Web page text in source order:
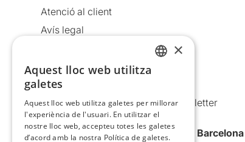
Atenció al client
Avís legal
Política de cookies
Condicions d’ús
Comunicacions comercials i Newsletter
Anuncia’t
Vull rebre la newsletter de Teatre
×
Aquest lloc web utilitza
galetes
Aquest lloc web utilitza galetes per millorar
l'experiència de l'usuari. En utilitzar el
nostre lloc web, accepteu totes les galetes
d’acord amb la nostra Política de galetes.